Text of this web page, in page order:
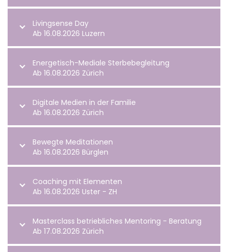
Livingsense Day
Ab 16.08.2026 Luzern
Energetisch-Mediale Sterbebegleitung
Ab 16.08.2026 Zürich
Digitale Medien in der Familie
Ab 16.08.2026 Zürich
Bewegte Meditationen
Ab 16.08.2026 Bürglen
Coaching mit Elementen
Ab 16.08.2026 Uster - ZH
Masterclass betriebliches Mentoring - Beratung
Ab 17.08.2026 Zürich